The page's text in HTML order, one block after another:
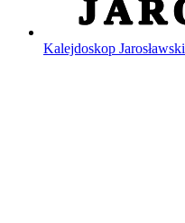
Kalejdoskop Jarosławski